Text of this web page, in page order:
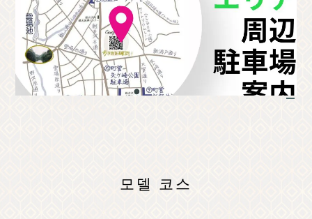
리조트
클래식
모델 코스
이벤트 정보
모델 코스